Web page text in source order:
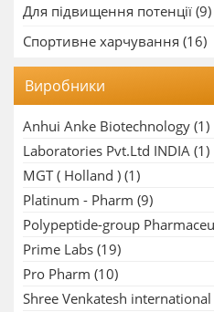
Для підвищення потенції (9)
Спортивне харчування (16)
Виробники
Anhui Anke Biotechnology (1)
Laboratories Pvt.Ltd INDIA (1)
MGT ( Holland ) (1)
Platinum - Pharm (9)
Polypeptide-group
Prime Labs (19)
Pro Pharm (10)
Shree Venkatesh international